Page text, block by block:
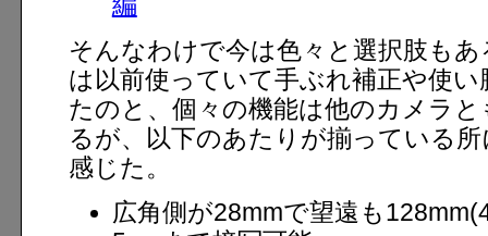
そんなわけで今は色々と選択肢も
は以前使っていて手ぶれ補正や使
たのと、個々の機能は他のカメラ
るが、以下のあたりが揃っている
感じた。
広角側が28mmで望遠も